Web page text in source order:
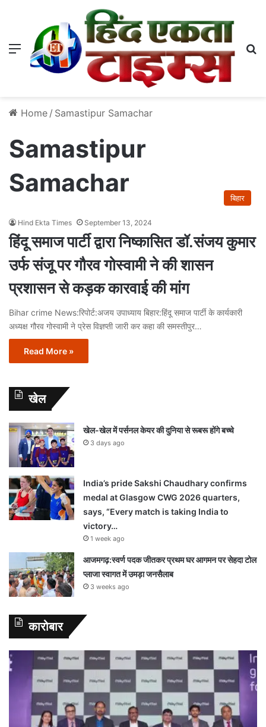
Menu
Home / Samastipur Samachar
Samastipur
Samachar
बिहार
Hind Ekta Times September 13, 2024
हिंदू समाज पार्टी द्वारा निष्कासित डॉ.संजय कुमार
उर्फ संजू पर गौरव गोस्वामी ने की शासन
प्रशासन से कड़क कारवाई की मांग
Bihar crime News:रिपोर्ट:अजय उपाध्याय बिहार:हिंदू समाज पार्टी के कार्यकारी
अध्यक्ष गौरव गोस्वामी ने प्रेस विज्ञप्ती जारी कर कहा की समस्तीपुर…
Read More »
खेल
खेल-खेल में पर्सनल केयर की दुनिया से रूबरू होंगे बच्चे
3 days ago
India’s pride Sakshi Chaudhary confirms
medal at Glasgow CWG 2026 quarters,
says, “Every match is taking India to
victory…
1 week ago
आजमगढ़:स्वर्ण पदक जीतकर प्रथम घर आगमन पर सेहदा टोल
प्लाजा स्वागत में उमड़ा जनसैलाब
3 weeks ago
कारोबार